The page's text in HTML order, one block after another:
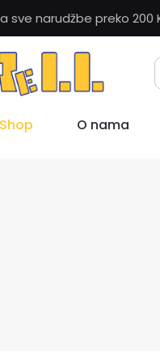
narudžbe preko 200
Shop O nama